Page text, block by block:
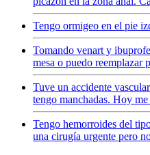
Tengo ormigeo en el pie
Tomando venart y
mesa o puedo reemplazar
Tuve un accidente
tengo manchadas. Hoy
Tengo hemorroides del
una cirugía urgente pero